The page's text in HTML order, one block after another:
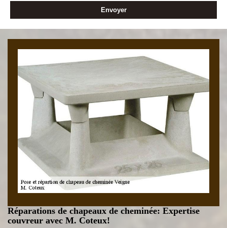
Réparations de chapeaux de cheminée: Expertise
couvreur avec M. Coteux!